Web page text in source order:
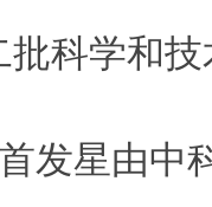
批科学和
星由中